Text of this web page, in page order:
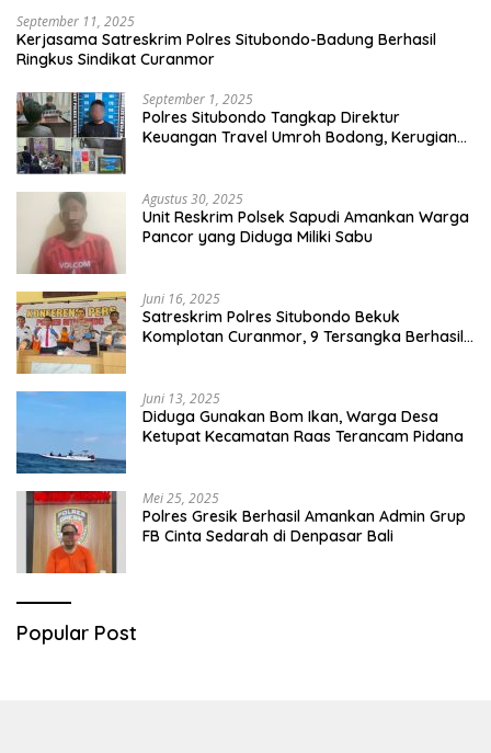
September 11, 2025
Kerjasama Satreskrim Polres Situbondo-Badung Berhasil
Ringkus Sindikat Curanmor
September 1, 2025
Polres Situbondo Tangkap Direktur
Keuangan Travel Umroh Bodong, Kerugian
Agustus 30, 2025
Unit Reskrim Polsek Sapudi Amankan Warga
Pancor yang Diduga Miliki Sabu
Juni 16, 2025
Satreskrim Polres Situbondo Bekuk
Komplotan Curanmor, 9 Tersangka Berhasil
Juni 13, 2025
Diduga Gunakan Bom Ikan, Warga Desa
Ketupat Kecamatan Raas Terancam Pidana
Mei 25, 2025
Polres Gresik Berhasil Amankan Admin Grup
FB Cinta Sedarah di Denpasar Bali
Popular Post